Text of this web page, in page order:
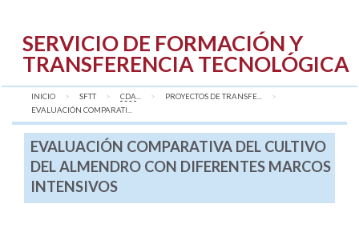
SERVICIO DE FORMACIÓN Y
TRANSFERENCIA TECNOLÓGICA
INICIO SFTT CDA
PROYECTOS DE TRANSFE...
AQUÍ:
EVALUACIÓN COMPARATI...
EVALUACIÓN COMPARATIVA DEL CULTIVO
DEL ALMENDRO CON DIFERENTES MARCOS
INTENSIVOS